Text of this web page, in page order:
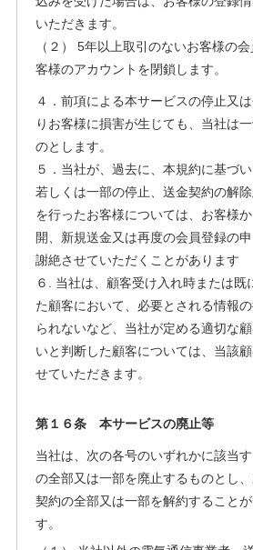
いただきます。
（２） 5年以上取引のないお客様の
客様のアカウントを閉鎖します。
４．前項による本サービスの停止又
りお客様に損害が生じても、当社は
のとします。
５．当社が、過去に、本規約に基づ
若しくは一部の停止、送金契約の解
を行ったお客様については、お客様
開、新規送金又は再度の会員登録の申
謝絶させていただくことがあります
６. 当社は、顧客受け入れ時または既
た顧客において、必要とされる情報
られないなど、当社が定める適切な
いと判断した顧客については、当該
せていただきます。
第１６条 本サービスの廃止等
当社は、次の各号のいずれかに該当
の全部又は一部を廃止するものとし
契約の全部又は一部を解約すること
す。